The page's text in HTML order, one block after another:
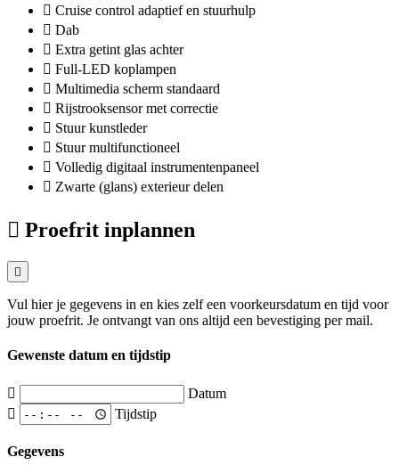
Cruise control adaptief en stuurhulp
Dab
Extra getint glas achter
Full-LED koplampen
Multimedia scherm standaard
Rijstrooksensor met correctie
Stuur kunstleder
Stuur multifunctioneel
Volledig digitaal instrumentenpaneel
Zwarte (glans) exterieur delen
Proefrit inplannen
Vul hier je gegevens in en kies zelf een voorkeursdatum en tijd voor
jouw proefrit. Je ontvangt van ons altijd een bevestiging per mail.
Gewenste datum en tijdstip
Datum
Tijdstip
Gegevens